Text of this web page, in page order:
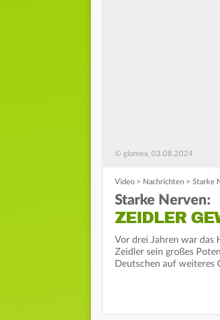
© glomex, 03.08.2024
Video > Nachrichten > Starke
Starke Nerven:
ZEIDLER
Vor drei Jahren war das
Zeidler sein großes
Deutschen auf weiteres